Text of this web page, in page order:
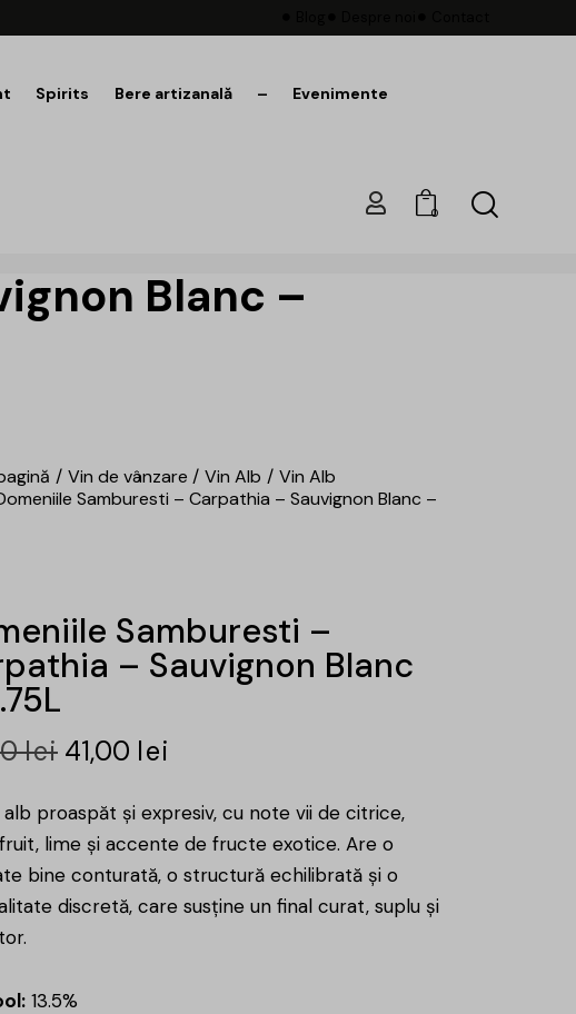
Spirits Bere artizanală – Evenimente
0
Blanc –
Vin de vânzare Vin Alb
Vin Alb
Samburesti – Carpathia – Sauvignon Blanc –
Samburesti –
– Sauvignon Blanc
lei 41,00 lei
alb proaspăt și expresiv, cu note vii de citrice,
lime și accente de fructe exotice. Are o
bine conturată, o structură echilibrată și o
discretă, care susține un final curat, suplu și
13.5%